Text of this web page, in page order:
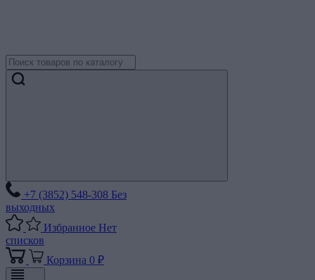
+7 (3852) 548-308 Без
выходных
Избранное Нет
списков
Корзина 0 ₽